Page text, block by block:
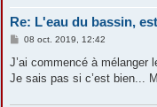
Re: L'eau du bassin,
M
s
a
08 oct. 2019, 12:42
J’ai commencé à mélanger
Je sais pas si c’est bien...